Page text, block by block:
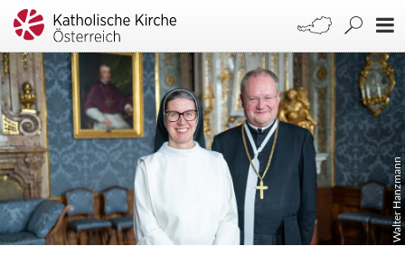
Walter Hanzmann